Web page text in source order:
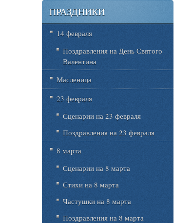
ПРАЗДНИКИ
14 февраля
Поздравления на День Святого
Валентина
Масленица
23 февраля
Сценарии на 23 февраля
Поздравления на 23 февраля
8 марта
Сценарии на 8 марта
Стихи на 8 марта
Частушки на 8 марта
Поздравления на 8 марта